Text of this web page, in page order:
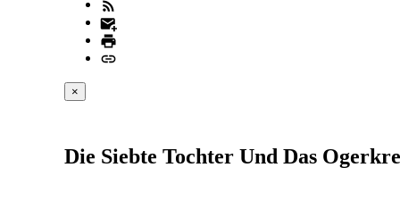
×
Die Siebte Tochter Und Das